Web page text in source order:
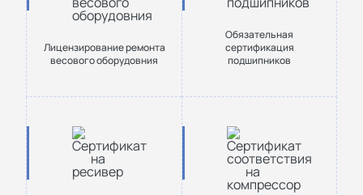
Лицензирование ремонта
весового оборудовния
Обязательная
сертификация
подшипников